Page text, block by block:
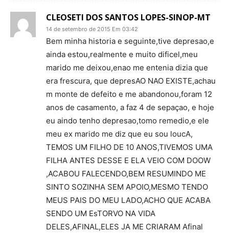
CLEOSETI DOS SANTOS LOPES-SINOP-MT
14 de setembro de 2015 Em 03:42
Bem minha historia e seguinte,tive depresao,e
ainda estou,realmente e muito dificel,meu
marido me deixou,enao me entenia dizia que
era frescura, que depresAO NAO EXISTE,achau
m monte de defeito e me abandonou,foram 12
anos de casamento, a faz 4 de sepaçao, e hoje
eu aindo tenho depresao,tomo remedio,e ele
meu ex marido me diz que eu sou loucA,
TEMOS UM FILHO DE 10 ANOS,TIVEMOS UMA
FILHA ANTES DESSE E ELA VEIO COM DOOW
,ACABOU FALECENDO,BEM RESUMINDO ME
SINTO SOZINHA SEM APOIO,MESMO TENDO
MEUS PAIS DO MEU LADO,ACHO QUE ACABA
SENDO UM EsTORVO NA VIDA
DELES,AFINAL,ELES JA ME CRIARAM Afinal